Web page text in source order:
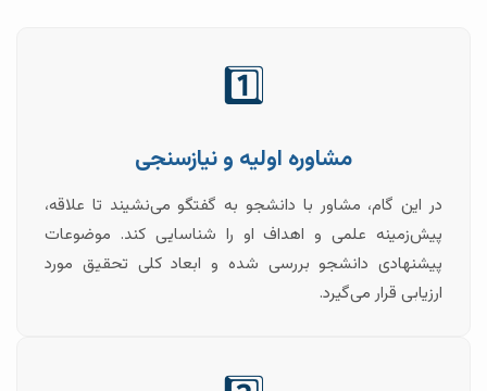
1️⃣
مشاوره اولیه و نیازسنجی
در این گام، مشاور با دانشجو به گفتگو می‌نشیند تا علاقه،
پیش‌زمینه علمی و اهداف او را شناسایی کند. موضوعات
پیشنهادی دانشجو بررسی شده و ابعاد کلی تحقیق مورد
ارزیابی قرار می‌گیرد.